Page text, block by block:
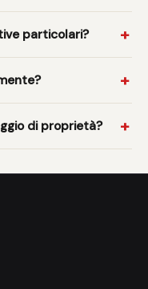
particolari?
di proprietà?